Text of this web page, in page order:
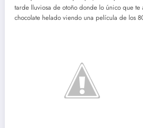
tarde lluviosa de otoño donde lo único que te
chocolate helado viendo una película de los